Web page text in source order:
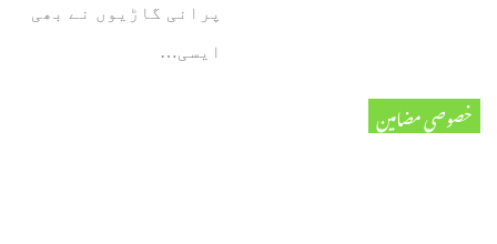
پرانی گاڑیوں نے بھی
ایسی…
خصوصی مضامین